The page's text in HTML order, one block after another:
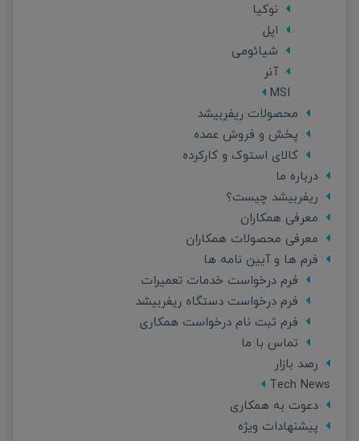
نوکیا
اپل
شیائومی
آنر
MSI
محصولات ریفربیشد
پخش و فروش عمده
کالای استوک و کارکرده
درباره ما
ریفربیشد چیست؟
معرفی همکاران
معرفی محصولات همکاران
فرم ها و آیین نامه ها
فرم درخواست خدمات تعمیرات
فرم درخواست دستگاه ریفربیشد
فرم ثبت نام درخواست همکاری
تماس با ما
رصد بازار
Tech News
دعوت به همکاری
پیشنهادات ویژه